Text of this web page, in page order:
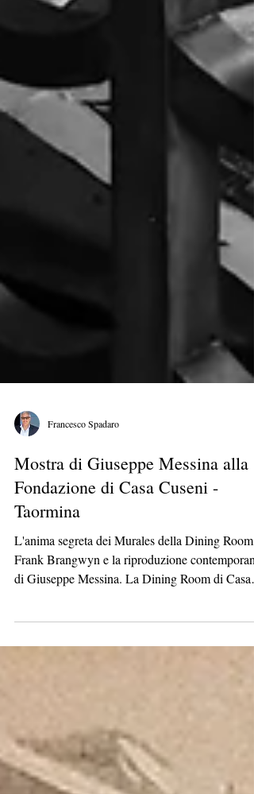
Francesco Spadaro
Mostra di Giuseppe Messina alla
Fondazione di Casa Cuseni -
Taormina
L'anima segreta dei Murales della Dining Room
Frank Brangwyn e la riproduzione
realizzato da Sir Frank Brangwyn, Accademico
Reale britannico, continua a rappresentare uno
scrigno di arte e memoria. I quattro Murales che
l’omogenitorialità, accessibili al pubblico solo a
partire da